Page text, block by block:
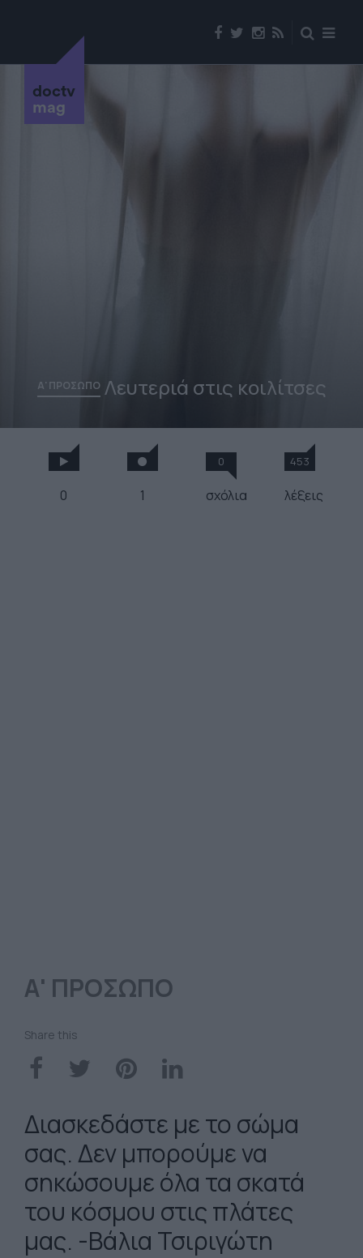
doctv
mag
Α' ΠΡΟΣΩΠΟΛευτεριά στις κοιλίτσες
0 1
0
σχόλια
453
λέξεις
Α' ΠΡΟΣΩΠΟ
Share this
Διασκεδάστε με το σώμα
σας. Δεν μπορούμε να
σηκώσουμε όλα τα σκατά
του κόσμου στις πλάτες
μας. -Βάλια Τσιριγώτη